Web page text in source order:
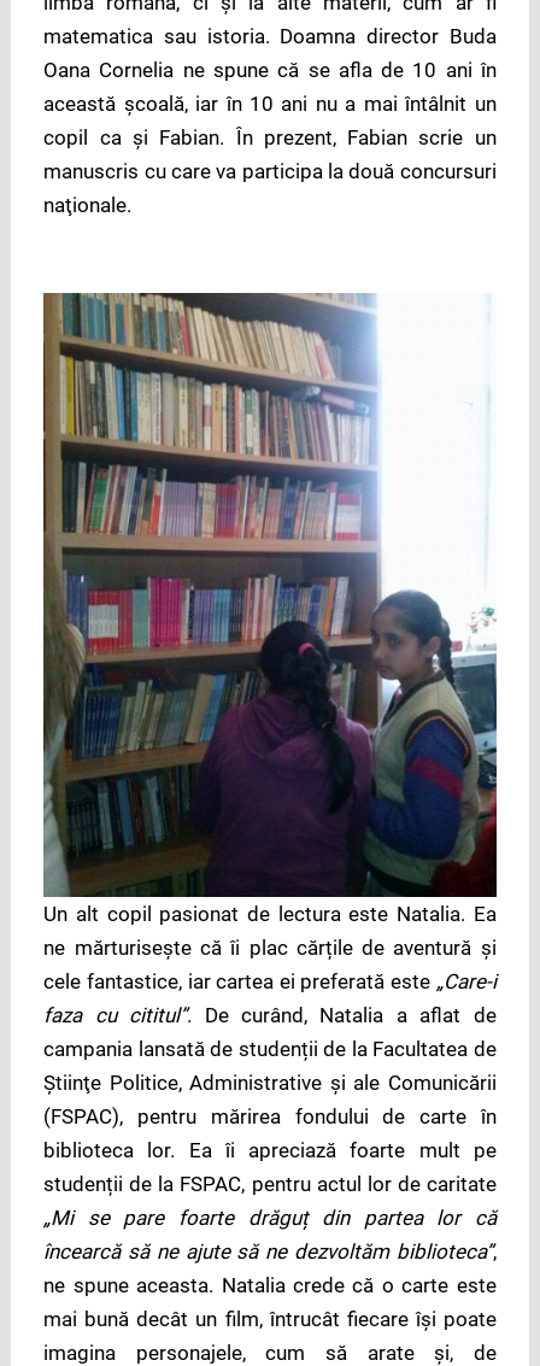
matematica sau istoria. Doamna director Buda
Oana Cornelia ne spune că se afla de 10 ani în
această şcoală, iar în 10 ani nu a mai întâlnit un
copil ca şi Fabian. În prezent, Fabian scrie un
manuscris cu care va participa la două concursuri
naţionale.
Un alt copil pasionat de lectura este Natalia. Ea
ne mărturisește că îi plac cărțile de aventură și
cele fantastice, iar cartea ei preferată este „Care-i
faza cu cititul”. De curând, Natalia a aflat de
campania lansată de studenții de la Facultatea de
Ştiinţe Politice, Administrative și ale Comunicării
(FSPAC), pentru mărirea fondului de carte în
biblioteca lor. Ea îi apreciază foarte mult pe
studenții de la FSPAC, pentru actul lor de caritate
„Mi se pare foarte drăguț din partea lor că
încearcă să ne ajute să ne dezvoltăm biblioteca”,
ne spune aceasta. Natalia crede că o carte este
mai bună decât un film, întrucât fiecare își poate
imagina personajele, cum să arate și, de